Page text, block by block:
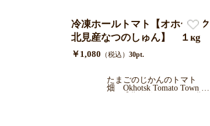
冷凍ホールトマト【オホーツク
北見産なつのしゅん】 １kg
￥1,080 （税込） 30pt.
たまごのじかんのトマト
畑 Okhotsk Tomato Town Far